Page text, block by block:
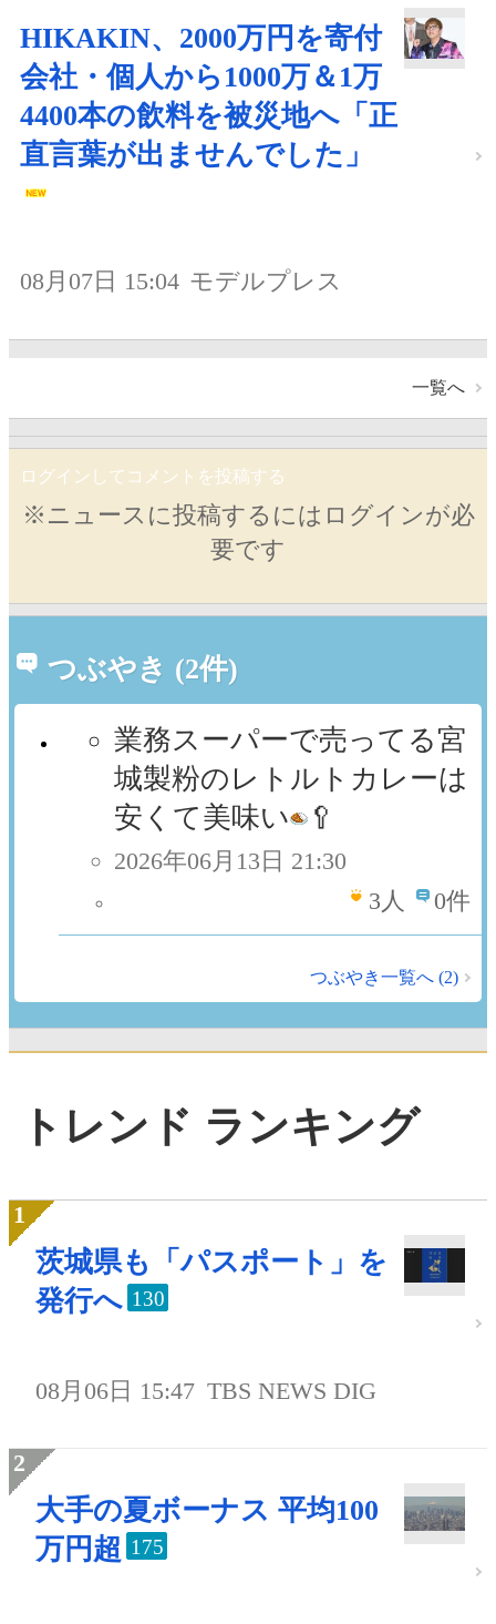
HIKAKIN、2000万円を寄付
会社・個人から1000万＆1万
4400本の飲料を被災地へ「正
直言葉が出ませんでした」
08月07日 15:04 モデルプレス
一覧へ
ログインしてコメントを投稿する
※ニュースに投稿するにはログインが必
要です
つぶやき (2件)
業務スーパーで売ってる宮
城製粉のレトルトカレーは
安くて美味い
🥄
2026年06月13日 21:30
3人 0件
つぶやき一覧へ (2)
トレンド ランキング
茨城県も「パスポート」を
発行へ 130
08月06日 15:47 TBS NEWS DIG
大手の夏ボーナス 平均100
万円超 175